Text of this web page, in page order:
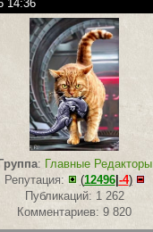
14:36
Группа: Главные Редакторы
Репутация:
(12496| -4)
Публикаций: 1 262
Комментариев: 9 820